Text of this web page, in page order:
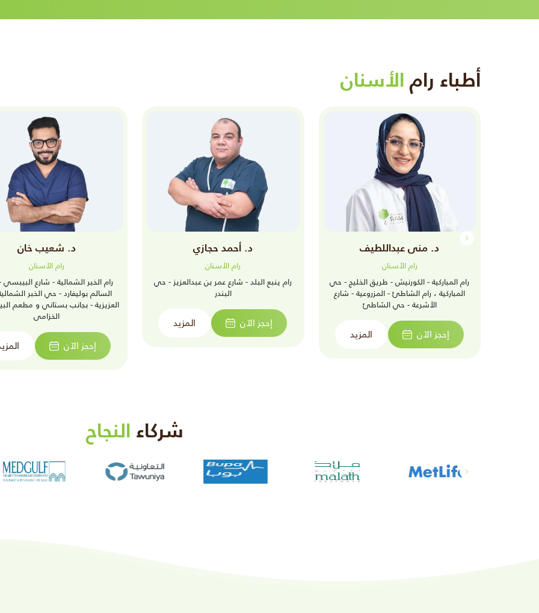
أطباء رامالأسنان
د. منى عبداللطيف
رام الأسنان
رام المباركية - الكورنيش - طريق الخليج - حي
المباركية ، رام الشاطئ - المزروعية - شارع
الأشرعة - حي الشاطئ
إحجز الآن المزيد
د. أحمد حجازي
رام الأسنان
رام ينبع البلد - شارع عمر بن عبدالعزيز - حي
البندر
إحجز الآن المزيد
د. شعيب خان
رام الأسنان
رام الخبر الشمالية - شارع البيبسي
السالم بوليفارد - حي الخبر
العزيزية - بجانب بستاني و مطعم
الخزامى
إحجز الآن
شركاء النجاح